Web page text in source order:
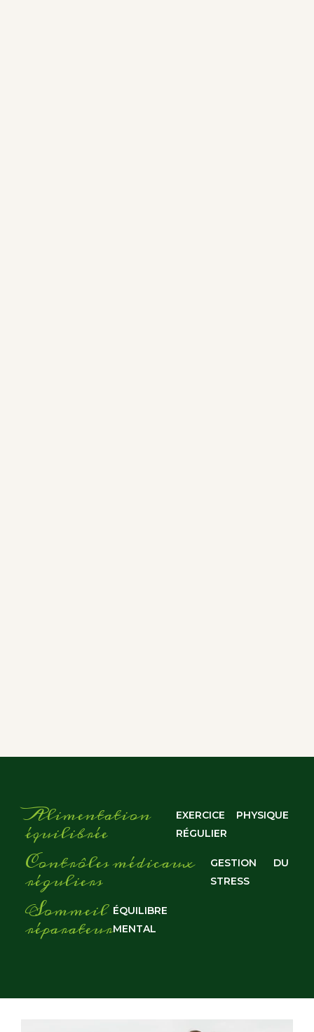
Alimentation
équilibrée
EXERCICE PHYSIQUE
RÉGULIER
Contrôles médicaux
réguliers
GESTION DU
STRESS
Sommeil
réparateur
ÉQUILIBRE
MENTAL